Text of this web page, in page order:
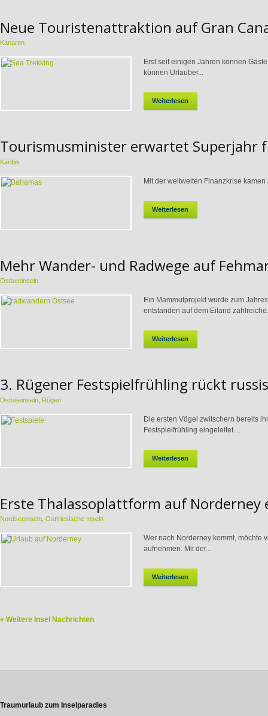
Neue Touristenattraktion auf Gran
Kanaren
Erst seit einigen Jahren können
können Urlauber...
Weiterlesen
Tourismusminister erwartet Superjahr
Karibik
Mit der weltweiten Finanzkrise
Weiterlesen
Mehr Wander- und Radwege auf
Ostseeinseln
Ein Mammutprojekt wurde zum
entstanden auf dem Eiland
Weiterlesen
3. Rügener Festspielfrühling rückt
Ostseeinseln Rügen
Die ersten Vögel zwitschern bereits
Festspielfrühling eingeleitet....
Weiterlesen
Erste Thalassoplattform auf Norderney
Nordseeinseln Ostfriesische Inseln
Wer nach Norderney kommt, möchte
aufnehmen. Mit der...
Weiterlesen
« Weitere Insel Nachrichten
Traumurlaub zum Inselparadies